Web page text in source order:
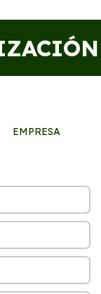
EMPRESA